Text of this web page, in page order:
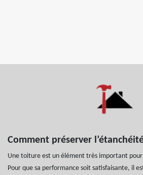
Comment préserver
Une toiture est un élément très important
Pour que sa performance soit satisfaisante, il